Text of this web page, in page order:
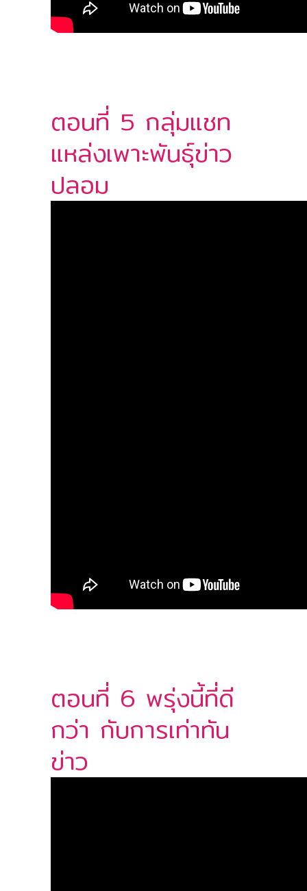
ตอนที่ 5 กลุ่มแชท
แหล่งเพาะพันธุ์ข่าว
ปลอม
ตอนที่ 6 พรุ่งนี้ที่ดี
กว่า กับการเท่าทัน
ข่าว